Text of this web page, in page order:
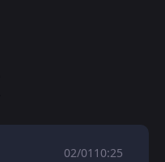
02/01 10:25